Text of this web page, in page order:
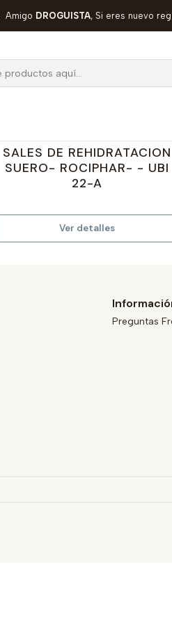
Amigo DROGUISTA, Si eres nuevo
Inicio ROCIPHAR
ROCIPHAR
ENERSAL FRESA X 30
SALES DE REHIDRATACION
SUERO- ROCIPHAR- - UBI
22-A
Ver detalles
Preguntas